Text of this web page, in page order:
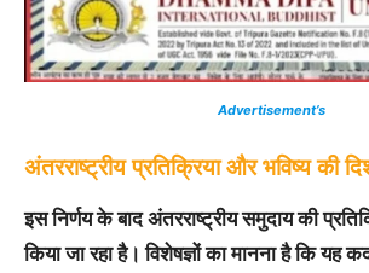
Advertisement’s
अंतरराष्ट्रीय प्रतिक्रिया और भविष्य की
इस निर्णय के बाद अंतरराष्ट्रीय समुदाय की
किया जा रहा है। विशेषज्ञों का मानना है कि यह